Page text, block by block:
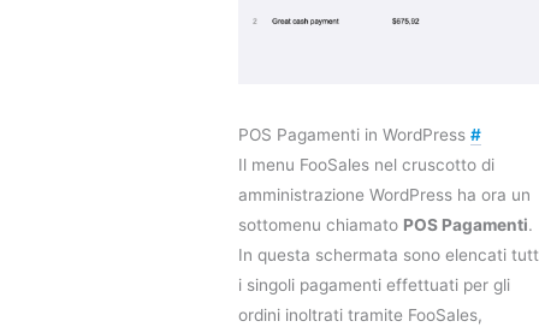
POS Pagamenti in WordPress #
Il menu FooSales nel cruscotto di
amministrazione WordPress ha ora un
sottomenu chiamato POS Pagamenti.
In questa schermata sono elencati
i singoli pagamenti effettuati per gli
ordini inoltrati tramite FooSales,